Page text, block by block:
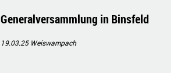
Generalversammlung in Binsfeld
19.03.25 Weiswampach